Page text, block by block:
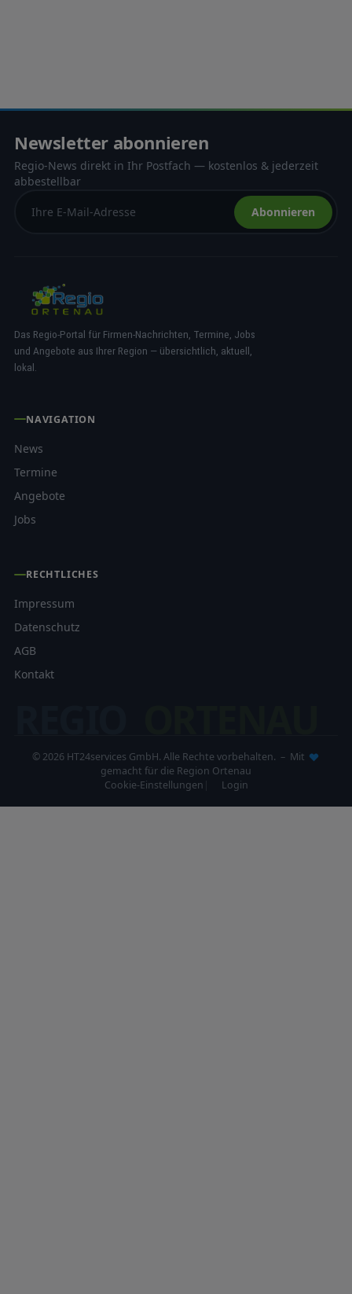
Newsletter abonnieren
Regio-News direkt in Ihr Postfach — kostenlos & jederzeit
abbestellbar
Abonnieren
Das Regio-Portal für Firmen-Nachrichten, Termine, Jobs
und Angebote aus Ihrer Region — übersichtlich, aktuell,
lokal.
NAVIGATION
News
Termine
Angebote
Jobs
RECHTLICHES
Impressum
Datenschutz
AGB
Kontakt
© 2026 HT24services GmbH. Alle Rechte vorbehalten. – Mit
gemacht für die Region Ortenau
Cookie-Einstellungen
Login